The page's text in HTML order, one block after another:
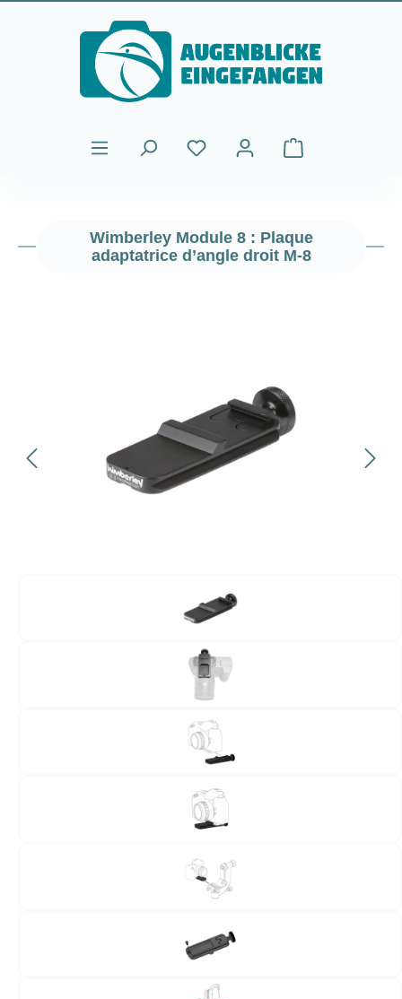
Passer au contenu principal
Le panier
Wimberley Module 8 : Plaque
adaptatrice d’angle droit M-8